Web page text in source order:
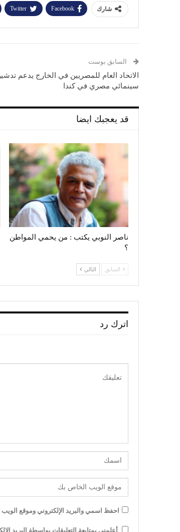
شارك Facebook
Twitter
السابق بوست
الاتحاد العام للمصريين في الخارج يدعم
سينمائي مصري في كندا
قد يعجبك ايضا
ناصر النوبي يكتب : من يحمي المواطن
؟
السابق التالي
اترك رد
احفظ اسمي والبريد الإلكتروني وموقع
أعلمني بمتابعة التعليقات بواسطة البريد